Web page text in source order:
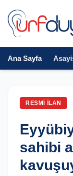
Ana Sayfa
RESMI İLAN
sahibi